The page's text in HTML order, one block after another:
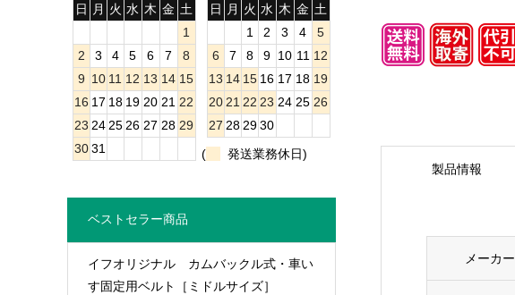
製品情報
メーカー
日
月 火 水 木 金 土
1
2
3 4 5 6 7
8
9 10 11 12 13 14 15
16 17 18 19 20 21 22
23 24 25 26 27 28 29
30 31
日
月 火 水 木 金 土
1
2 3 4
5
6
7 8 9 10 11 12
13 14 15 16 17 18 19
20 21 22 23 24 25 26
27 28 29 30
(
発送業務休日)
ベストセラー商品
イフオリジナル カムバックル式・車い
す固定用ベルト［ミドルサイズ］